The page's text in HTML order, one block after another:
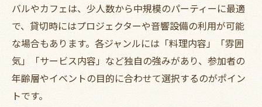
バルやカフェは、少人数から中規模のパーティーに最適
で、貸切時にはプロジェクターや音響設備の利用が可能
な場合もあります。各ジャンルには「料理内容」「雰囲
気」「サービス内容」など独自の強みがあり、参加者の
年齢層やイベントの目的に合わせて選択するのがポイン
トです。